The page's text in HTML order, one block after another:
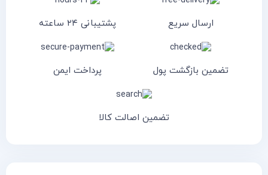
ارسال سریع پشتیبانی ۲۴ ساعته
تضمین بازگشت پول پرداخت ایمن
تضمین اصالت کالا